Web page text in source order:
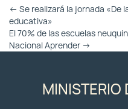
Otras
Entradas
← Se realizará la jornada «De
educativa»
El 70% de las escuelas
Nacional Aprender →
MINISTERIO